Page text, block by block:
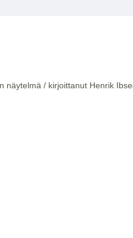
näytelmä / kirjoittanut Henrik